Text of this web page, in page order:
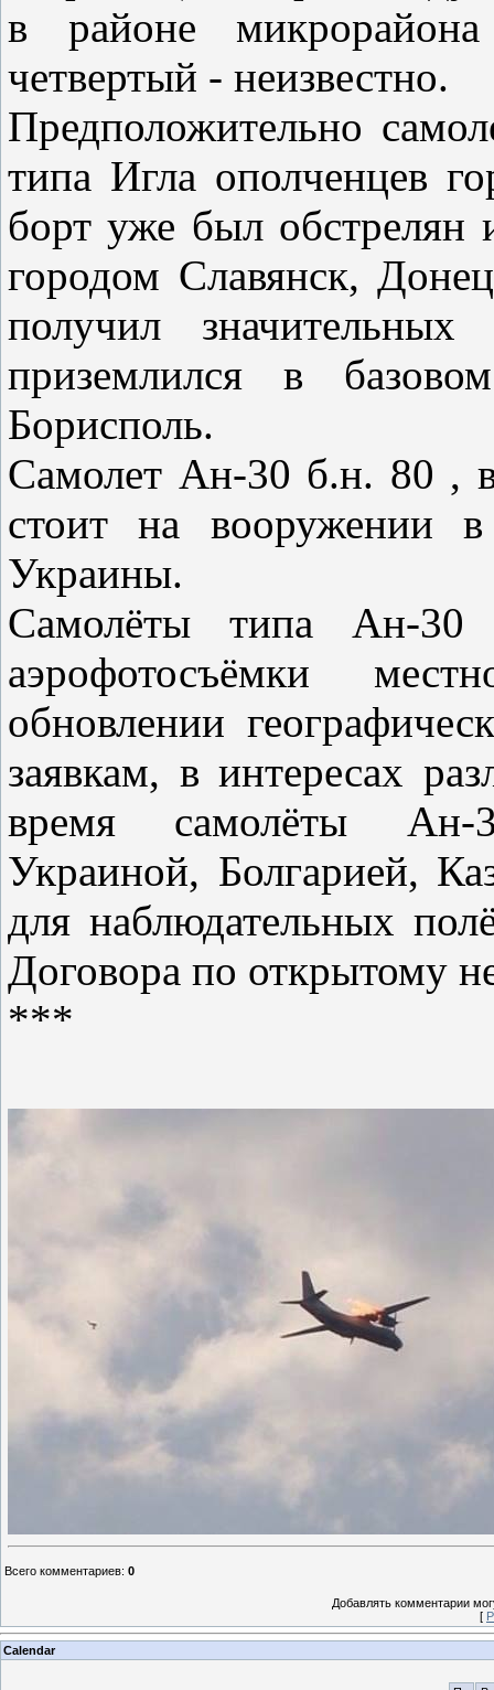
в районе
четвертый - неизвестно.
Предположительно
типа Игла ополченцев
борт уже был обстрелян
городом Славянск,
получил
приземлился в
Борисполь.
Самолет Ан-30 б.н. 80 ,
стоит на вооружении
Украины.
Самолёты типа Ан-30
аэрофотосъёмки
обновлении
заявкам, в интересах
время самолёты Ан-
Украиной, Болгарией,
для наблюдательных
Договора по открытому
***
Всего комментариев: 0
Добавлять комментарии
[
Calendar